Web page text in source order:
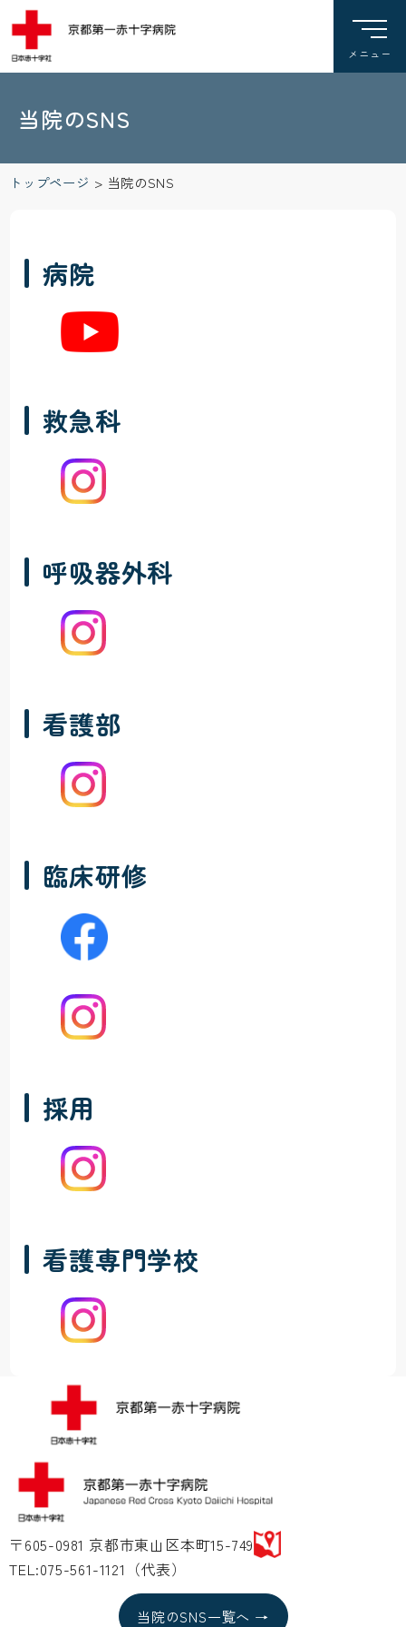
当院のSNS
トップページ > 当院のSNS
病院
救急科
呼吸器外科
看護部
臨床研修
採用
看護専門学校
〒605-0981 京都市東山区本町15-749
TEL:075-561-1121（代表）
当院のSNS一覧へ →